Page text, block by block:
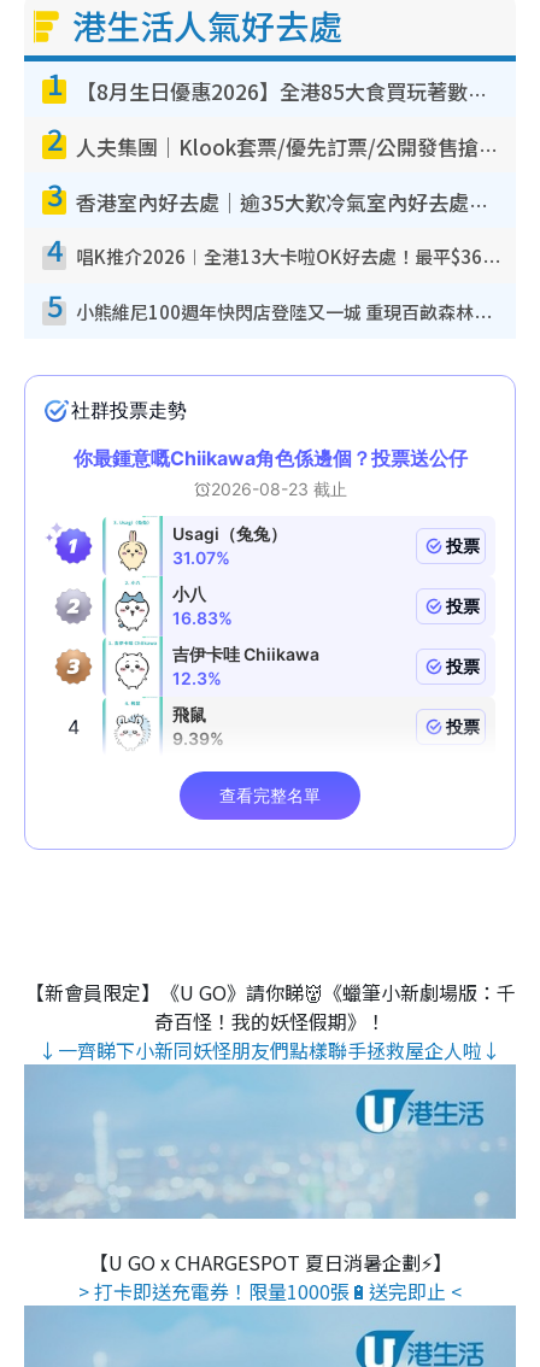
港生活人氣好去處
1 【8月生日優惠2026】全港85大食買玩著數攻略 自助餐/火鍋放題同行免費＋誠品/DONKI送現金券
2 人夫集團｜Klook套票/優先訂票/公開發售搶飛攻略！附票價.購票連結.場地座位表
3 香港室內好去處｜逾35大歎冷氣室內好去處推介 室內活動免費避雨無懼落雨
4 唱K推介2026︱全港13大卡啦OK好去處！最平$36起 日文K都有！(附地址+收費詳情)
5 小熊維尼100週年快閃店登陸又一城 重現百畝森林經典場景／獨家限定盲盒登場／專屬DIY香水
【新會員限定】《U GO》請你睇👹《蠟筆小新劇場版：千
奇百怪！我的妖怪假期》！
↓一齊睇下小新同妖怪朋友們點樣聯手拯救屋企人啦↓
【U GO x CHARGESPOT 夏日消暑企劃⚡】
> 打卡即送充電券！限量1000張🔋送完即止 <